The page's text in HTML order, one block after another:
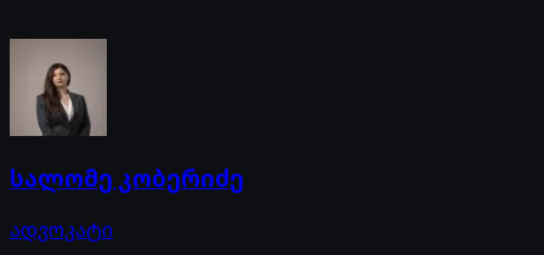
სალომე კობერიძე
ადვოკატი